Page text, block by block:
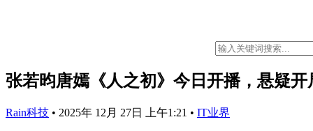
张若昀唐嫣《人之初》今日开播，悬疑开
Rain科技 • 2025年 12月 27日 上午1:21 • IT业界